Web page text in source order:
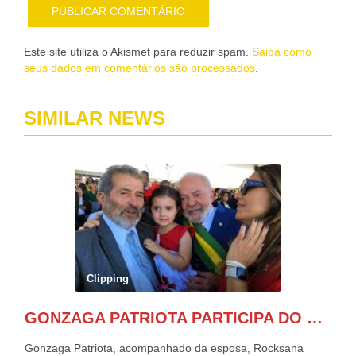
Este site utiliza o Akismet para reduzir spam. Saiba como
seus dados em comentários são processados
SIMILAR NEWS
Clipping
GONZAGA PATRIOTA PARTICIPA DO DESFILE DA INDEPENDÊNCIA NO PALANQUE DA PRESIDÊNCIA DA REPÚBLICA E É ABRAÇADO POR LULA E POR GERALDO ALCKMIN.
Gonzaga Patriota, acompanhado da esposa, Rocksana